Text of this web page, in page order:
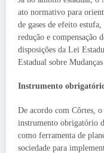
ato normativo para
de gases de efeito
redução e compensação
disposições da Lei
Estadual sobre
Instrumento
De acordo com Côrtes,
instrumento obrigatório
como ferramenta de
sociedade para